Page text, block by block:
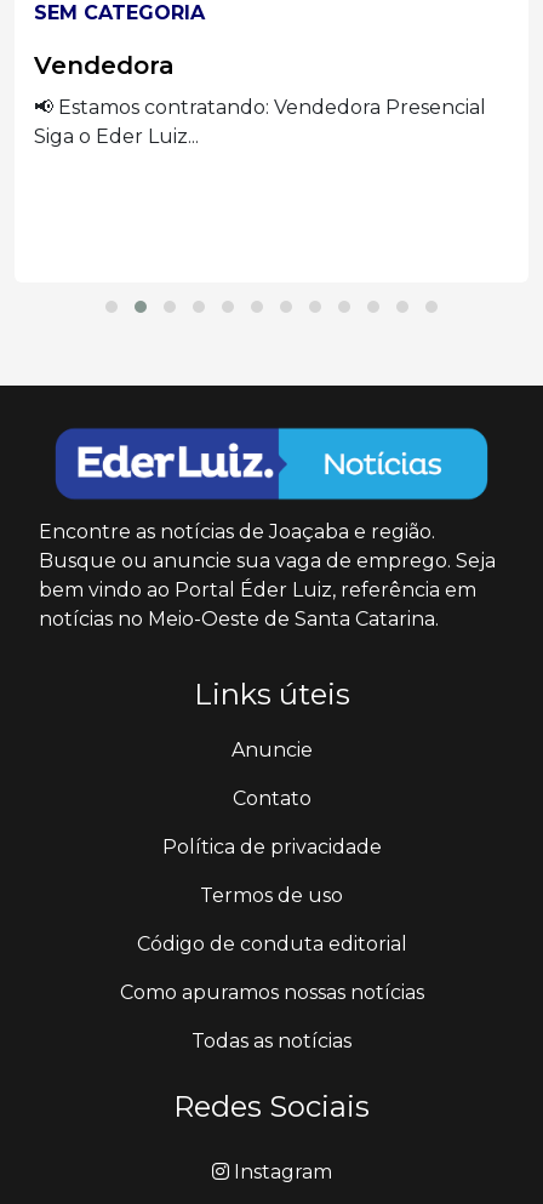
SEM CATEGORIA
Vendedora
📢 Estamos contratando: Vendedora Presencial
Siga o Eder Luiz...
Encontre as notícias de Joaçaba e região.
Busque ou anuncie sua vaga de emprego. Seja
bem vindo ao Portal Éder Luiz, referência em
notícias no Meio-Oeste de Santa Catarina.
Links úteis
Anuncie
Contato
Política de privacidade
Termos de uso
Código de conduta editorial
Como apuramos nossas notícias
Todas as notícias
Redes Sociais
Instagram